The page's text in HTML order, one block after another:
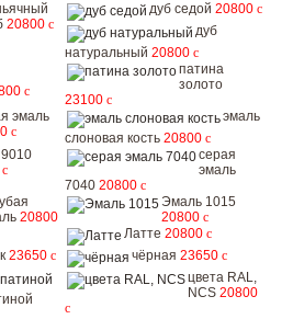
20800 c
дуб седой 20800 c
дуб
натуральный 20800 c
c
патина
золото
23100 c
эмаль
c
эмаль
слоновая кость 20800 c
c
серая
эмаль
7040 20800 c
20800
Эмаль 1015
20800 c
Латте 20800 c
23650 c чёрная 23650 c
цвета RAL,
NCS 20800
c